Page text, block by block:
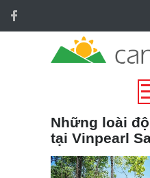
Những loài
tại Vinpearl